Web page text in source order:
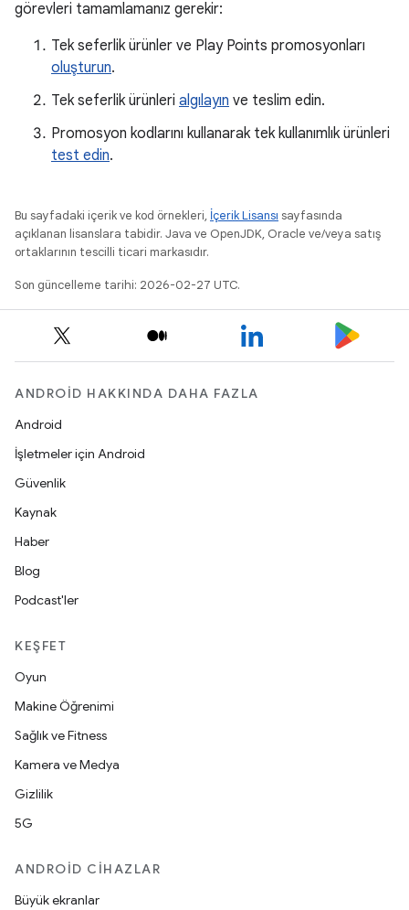
görevleri tamamlamanız gerekir:
Tek seferlik ürünler ve Play Points promosyonları
oluşturun.
Tek seferlik ürünleri algılayın ve teslim edin.
Promosyon kodlarını kullanarak tek kullanımlık ürünleri
test edin.
Bu sayfadaki içerik ve kod örnekleri, İçerik Lisansı sayfasında
açıklanan lisanslara tabidir. Java ve OpenJDK, Oracle ve/veya satış
ortaklarının tescilli ticari markasıdır.
Son güncelleme tarihi: 2026-02-27 UTC.
ANDROID HAKKINDA DAHA FAZLA
Android
İşletmeler için Android
Güvenlik
Kaynak
Haber
Blog
Podcast'ler
KEŞFET
Oyun
Makine Öğrenimi
Sağlık ve Fitness
Kamera ve Medya
Gizlilik
5G
ANDROID CIHAZLAR
Büyük ekranlar